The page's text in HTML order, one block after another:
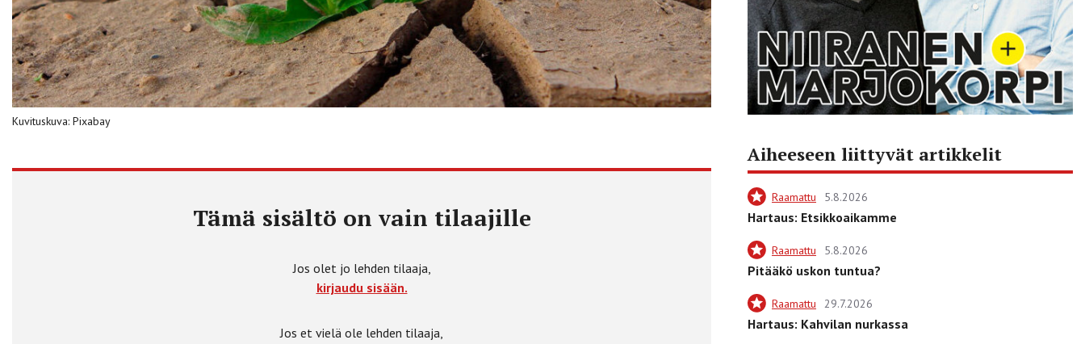
Kuvituskuva: Pixabay
Tämä sisältö on vain tilaajille
Jos olet jo lehden tilaaja,
kirjaudu sisään.
Jos et vielä ole lehden tilaaja,
Aiheeseen liittyvät artikkelit
Raamattu 5.8.2026
Hartaus: Etsikkoaikamme
Raamattu 5.8.2026
Pitääkö uskon tuntua?
Raamattu 29.7.2026
Hartaus: Kahvilan nurkassa